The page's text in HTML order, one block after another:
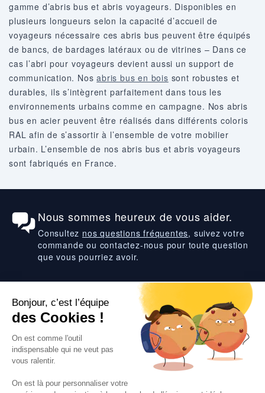
gamme d’abris bus et abris voyageurs. Disponibles en
plusieurs longueurs selon la capacité d’accueil de
voyageurs nécessaire ces abris bus peuvent être équipés
de bancs, de bardages latéraux ou de vitrines – Dans ce
cas l’abri pour voyageurs devient aussi un support de
communication. Nosabris bus en bois sont robustes et
durables, ils s’intègrent parfaitement dans tous les
environnements urbains comme en campagne. Nos abris
bus en acier peuvent être réalisés dans différents coloris
RAL afin de s’assortir à l’ensemble de votre mobilier
urbain. L’ensemble de nos abris bus et abris voyageurs
sont fabriqués en France.
Nous sommes heureux de vous aider.
Consultez nos questions fréquentes, suivez votre
commande ou contactez-nous pour toute question
que vous pourriez avoir.
Suivez-nous